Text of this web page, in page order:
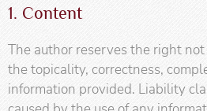
1. Content
The author reserves the right
the topicality, correctness,
information provided. Liability